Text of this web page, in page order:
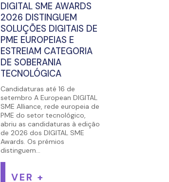
DIGITAL SME AWARDS
2026 DISTINGUEM
SOLUÇÕES DIGITAIS DE
PME EUROPEIAS E
ESTREIAM CATEGORIA
DE SOBERANIA
TECNOLÓGICA
Candidaturas até 16 de
setembro A European DIGITAL
SME Alliance, rede europeia de
PME do setor tecnológico,
abriu as candidaturas à edição
de 2026 dos DIGITAL SME
Awards. Os prémios
distinguem...
VER +